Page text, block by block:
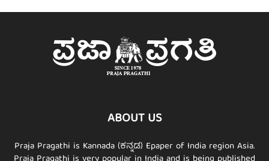
ABOUT US
Praja Pragathi is Kannada (ಕನ್ನಡ) Epaper of India region Asia.